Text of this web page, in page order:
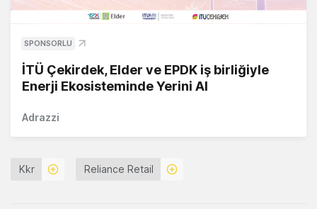
SPONSORLU
İTÜ Çekirdek, Elder ve EPDK iş birliğiyle
Enerji Ekosisteminde Yerini Al
Adrazzi
Kkr Reliance Retail